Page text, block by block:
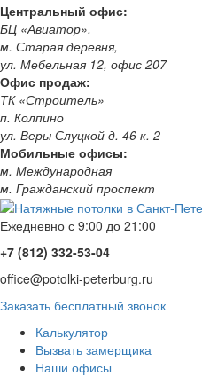
Центральный офис:
БЦ «Авиатор»,
м. Старая деревня,
ул. Мебельная 12, офис 207
Офис продаж:
ТК «Строитель»
п. Колпино
ул. Веры Слуцкой д. 46 к. 2
Мобильные офисы:
м. Международная
м. Гражданский проспект
Ежедневно с 9:00 до 21:00
+7 (812) 332-53-04
office@potolki-peterburg.ru
Заказать бесплатный звонок
Калькулятор
Вызвать замерщика
Наши офисы